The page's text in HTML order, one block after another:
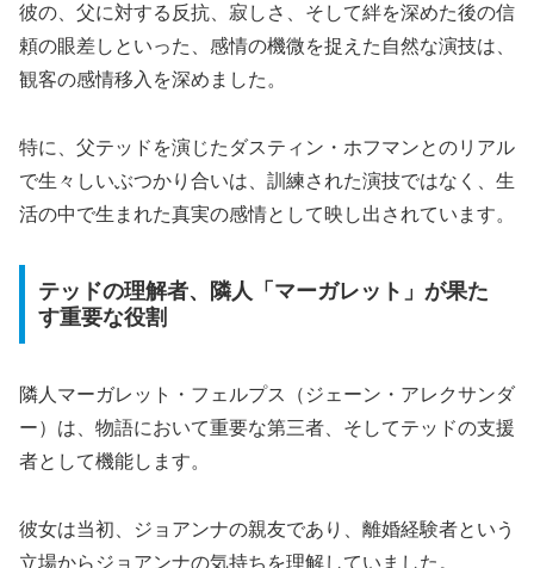
彼の、父に対する反抗、寂しさ、そして絆を深めた後の信
頼の眼差しといった、感情の機微を捉えた自然な演技は、
観客の感情移入を深めました。
特に、父テッドを演じたダスティン・ホフマンとのリアル
で生々しいぶつかり合いは、訓練された演技ではなく、生
活の中で生まれた真実の感情として映し出されています。
テッドの理解者、隣人「マーガレット」が果た
す重要な役割
隣人マーガレット・フェルプス（ジェーン・アレクサンダ
ー）は、物語において重要な第三者、そしてテッドの支援
者として機能します。
彼女は当初、ジョアンナの親友であり、離婚経験者という
立場からジョアンナの気持ちを理解していました。